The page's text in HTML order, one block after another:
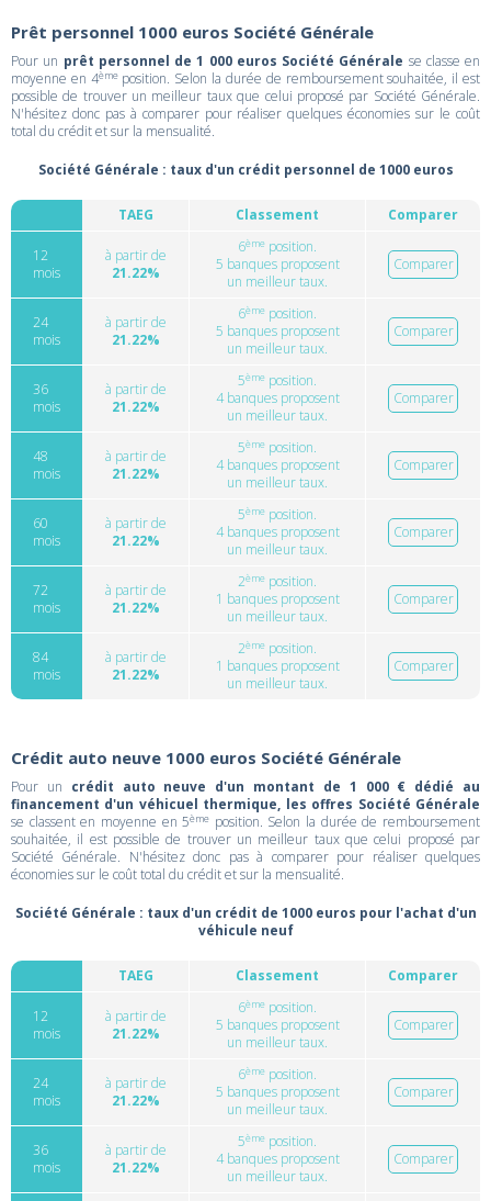
Prêt personnel 1000 euros Société Générale
Pour un prêt personnel de 1 000 euros Société Générale se classe en
moyenne en 4èmeposition. Selon la durée de remboursement souhaitée, il est
possible de trouver un meilleur taux que celui proposé par Société Générale.
N'hésitez donc pas à comparer pour réaliser quelques économies sur le coût
total du crédit et sur la mensualité.
Société Générale : taux d'un crédit personnel de 1000 euros
TAEG Classement Comparer
12
mois
à partir de
21.22%
6ème position.
5 banques proposent
un meilleur taux.
Comparer
24
mois
à partir de
21.22%
6ème position.
5 banques proposent
un meilleur taux.
Comparer
36
mois
à partir de
21.22%
5ème position.
4 banques proposent
un meilleur taux.
Comparer
48
mois
à partir de
21.22%
5ème position.
4 banques proposent
un meilleur taux.
Comparer
60
mois
à partir de
21.22%
5ème position.
4 banques proposent
un meilleur taux.
Comparer
72
mois
à partir de
21.22%
2ème position.
1 banques proposent
un meilleur taux.
Comparer
84
mois
à partir de
21.22%
2ème position.
1 banques proposent
un meilleur taux.
Comparer
Crédit auto neuve 1000 euros Société Générale
Pour un crédit auto neuve d'un montant de 1 000 € dédié au
financement d'un véhicuel thermique, les offres Société Générale
se classent en moyenne en 5ème position. Selon la durée de remboursement
souhaitée, il est possible de trouver un meilleur taux que celui proposé par
Société Générale. N'hésitez donc pas à comparer pour réaliser quelques
économies sur le coût total du crédit et sur la mensualité.
Société Générale : taux d'un crédit de 1000 euros pour l'achat d'un
véhicule neuf
TAEG Classement Comparer
12
mois
à partir de
21.22%
6ème position.
5 banques proposent
un meilleur taux.
Comparer
24
mois
à partir de
21.22%
6ème position.
5 banques proposent
un meilleur taux.
Comparer
36
mois
à partir de
21.22%
5ème position.
4 banques proposent
un meilleur taux.
Comparer